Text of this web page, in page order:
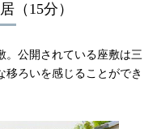
（15分）
。公開されている座敷は三
ろいを感じることができ